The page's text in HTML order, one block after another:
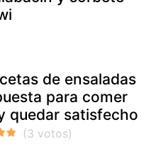
de ensaladas
para comer
quedar satisfecho